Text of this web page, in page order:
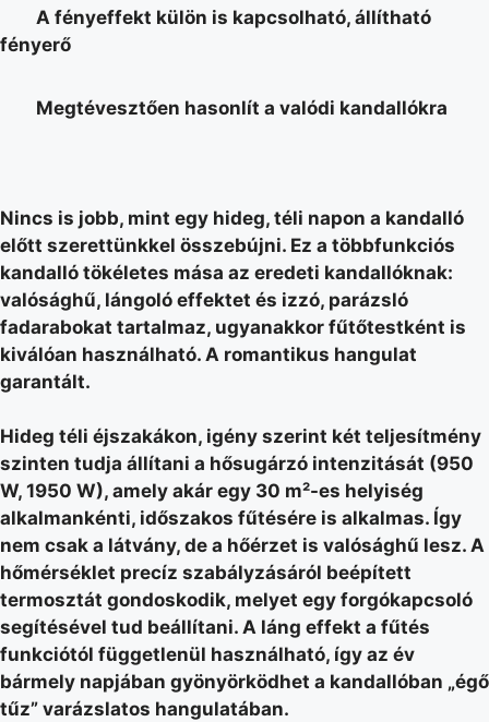
A fényeffekt külön is kapcsolható, állítható
fényerő
Megtévesztően hasonlít a valódi kandallókra
Nincs is jobb, mint egy hideg, téli napon a kandalló
előtt szerettünkkel összebújni. Ez a többfunkciós
kandalló tökéletes mása az eredeti kandallóknak:
valósághű, lángoló effektet és izzó, parázsló
fadarabokat tartalmaz, ugyanakkor fűtőtestként is
kiválóan használható. A romantikus hangulat
garantált.
Hideg téli éjszakákon, igény szerint két teljesítmény
szinten tudja állítani a hősugárzó intenzitását (950
W, 1950 W), amely akár egy 30 m²-es helyiség
alkalmankénti, időszakos fűtésére is alkalmas. Így
nem csak a látvány, de a hőérzet is valósághű lesz. A
hőmérséklet precíz szabályzásáról beépített
termosztát gondoskodik, melyet egy forgókapcsoló
segítésével tud beállítani. A láng effekt a fűtés
funkciótól függetlenül használható, így az év
bármely napjában gyönyörködhet a kandallóban „égő
tűz” varázslatos hangulatában.